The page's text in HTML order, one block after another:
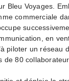
Bleu Voyages.
commerciale
en
piloter un réseau
de 80